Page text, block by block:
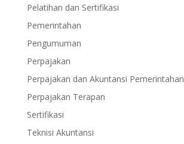
Pelatihan dan Sertifikasi
Pemerintahan
Pengumuman
Perpajakan
Perpajakan dan Akuntansi Pemerintahan
Perpajakan Terapan
Sertifikasi
Teknisi Akuntansi